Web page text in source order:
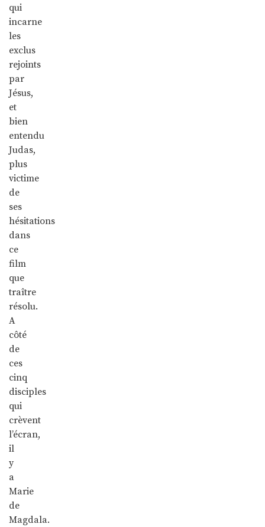
qui
incarne
les
exclus
rejoints
par
Jésus,
et
bien
entendu
Judas,
plus
victime
de
ses
hésitations
dans
ce
film
que
traître
résolu.
A
côté
de
ces
cinq
disciples
qui
crèvent
l’écran,
il
y
a
Marie
de
Magdala.